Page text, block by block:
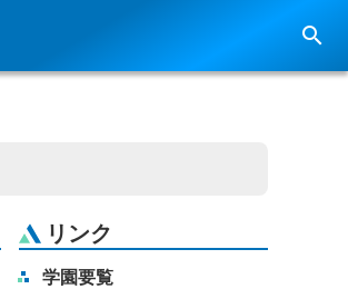
search
リンク
学園要覧